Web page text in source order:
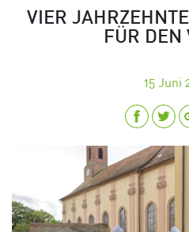
VIER
FÜR DEN
15 Juni